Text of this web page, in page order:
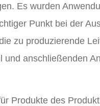
Es wurden
Punkt bei der
zu produzierende
anschließenden
Produkte des